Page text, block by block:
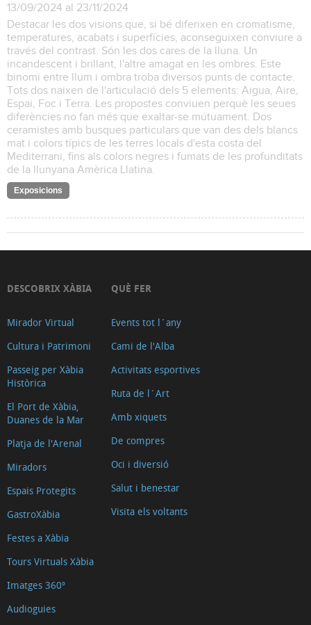
13/09/2024 al 23/11/2024
Destacar les dos visions que, si bé diferixen en cromatisme,
temperatures, acabats i superfícies, aconseguixen conviure a
través del contrast. Són les dos cares de la lluna. Un
incandescent i brillant, l'altre amagat en les ombres. Este
binomi entre llum i ombra troba diversos punts de contacte.
Tots dos naixen de l'articulació dels 5 elements: Aigua, Aire,
Espai, Foc i Terra. Les propostes conviuen perquè les seues
diferències no fan més que exaltar-se mútuament. Dos
ceramistes amb busques particulars que van des dels blancs
mat i colors típics de les terres locals d'esta costa del
Mediterrani, fins als colors negres i fumats de les profunditats
de la llunyana Amèrica Llatina.
Exposicions
DESCOBRIX XÀBIA
Mirador Virtual
Cultura i Patrimoni
Passeig per Xàbia
Històrica
El Port de Xàbia,
Duanes de la Mar
Platja de l'Arenal
Miradors
Espais Protegits
GastroXàbia
Festes a Xàbia
Tours Virtuals Xàbia
Imatges 360º
Audioguies
QUÈ FER
Events tot l´any
Cami de l'Alba
Activitats esportives
Ruta de l´Art
Amb xiquets
De compres
Oci i diversió
Salut i benestar
Visita els voltants